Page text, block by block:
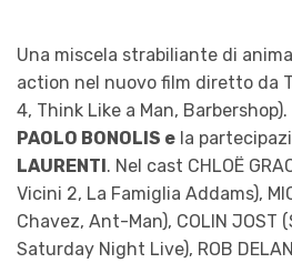
Una miscela strabiliante di
action nel nuovo film diretto da
4, Think Like a Man,
PAOLO BONOLIS e la
LAURENTI . Nel cast CHLOË
Vicini 2, La Famiglia Addams),
Chavez, Ant-Man), COLIN JOST
Saturday Night Live), ROB